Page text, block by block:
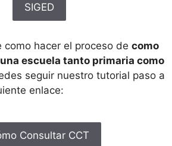
SIGED
como hacer el proceso de como
escuela tanto primaria como
seguir nuestro tutorial paso a
enlace:
Consultar CCT